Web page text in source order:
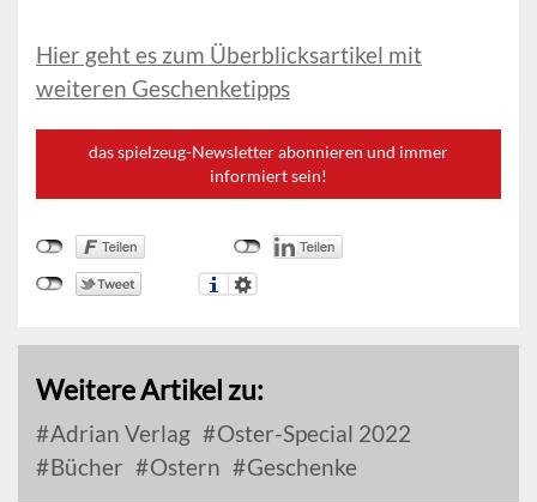
Hier geht es zum Überblicksartikel mit
weiteren Geschenketipps
das spielzeug-Newsletter abonnieren und immer
informiert sein!
Weitere Artikel zu:
Adrian Verlag
Oster-Special 2022
Bücher
Ostern Geschenke